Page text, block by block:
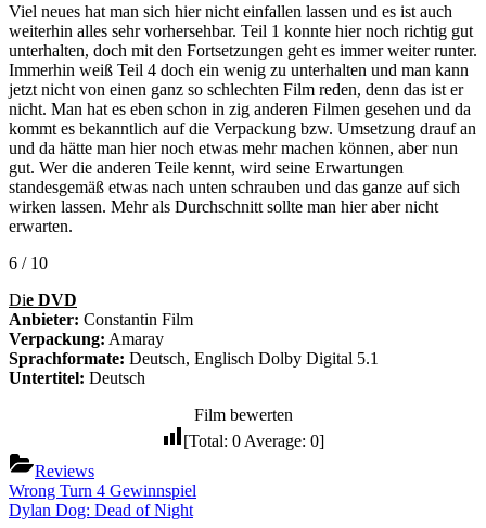
Viel neues hat man sich hier nicht einfallen lassen und es ist auch
weiterhin alles sehr vorhersehbar. Teil 1 konnte hier noch richtig gut
unterhalten, doch mit den Fortsetzungen geht es immer weiter runter.
Immerhin weiß Teil 4 doch ein wenig zu unterhalten und man kann
jetzt nicht von einen ganz so schlechten Film reden, denn das ist er
nicht. Man hat es eben schon in zig anderen Filmen gesehen und da
kommt es bekanntlich auf die Verpackung bzw. Umsetzung drauf an
und da hätte man hier noch etwas mehr machen können, aber nun
gut. Wer die anderen Teile kennt, wird seine Erwartungen
standesgemäß etwas nach unten schrauben und das ganze auf sich
wirken lassen. Mehr als Durchschnitt sollte man hier aber nicht
erwarten.
6 / 10
Die DVD
Anbieter: Constantin Film
Verpackung: Amaray
Sprachformate: Deutsch, Englisch Dolby Digital 5.1
Untertitel: Deutsch
Film bewerten
[Total: 0 Average: 0]
Reviews
Beitragsnavigation
Previous
Post:
Wrong Turn 4 Gewinnspiel
Next
Dylan Dog: Dead of Night